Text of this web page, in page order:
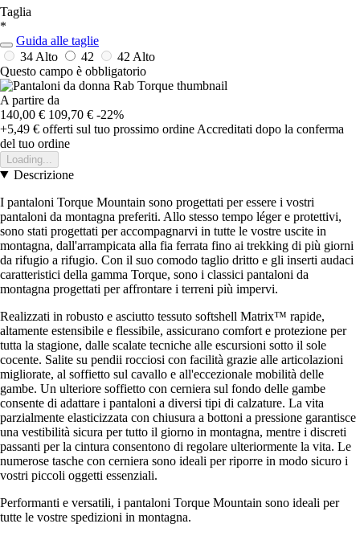
Taglia
*
Guida alle taglie
34 Alto
42
42 Alto
Questo campo è obbligatorio
A partire da
140,00 € 109,70 € -22%
+5,49 € offerti sul tuo prossimo ordine Accreditati dopo la conferma
del tuo ordine
Loading...
Descrizione
I pantaloni Torque Mountain sono progettati per essere i vostri
pantaloni da montagna preferiti. Allo stesso tempo léger e protettivi,
sono stati progettati per accompagnarvi in tutte le vostre uscite in
montagna, dall'arrampicata alla fia ferrata fino ai trekking di più giorni
da rifugio a rifugio. Con il suo comodo taglio dritto e gli inserti audaci
caratteristici della gamma Torque, sono i classici pantaloni da
montagna progettati per affrontare i terreni più impervi.
Realizzati in robusto e asciutto tessuto softshell Matrix™ rapide,
altamente estensibile e flessibile, assicurano comfort e protezione per
tutta la stagione, dalle scalate tecniche alle escursioni sotto il sole
cocente. Salite su pendii rocciosi con facilità grazie alle articolazioni
migliorate, al soffietto sul cavallo e all'eccezionale mobilità delle
gambe. Un ulteriore soffietto con cerniera sul fondo delle gambe
consente di adattare i pantaloni a diversi tipi di calzature. La vita
parzialmente elasticizzata con chiusura a bottoni a pressione garantisce
una vestibilità sicura per tutto il giorno in montagna, mentre i discreti
passanti per la cintura consentono di regolare ulteriormente la vita. Le
numerose tasche con cerniera sono ideali per riporre in modo sicuro i
vostri piccoli oggetti essenziali.
Performanti e versatili, i pantaloni Torque Mountain sono ideali per
tutte le vostre spedizioni in montagna.